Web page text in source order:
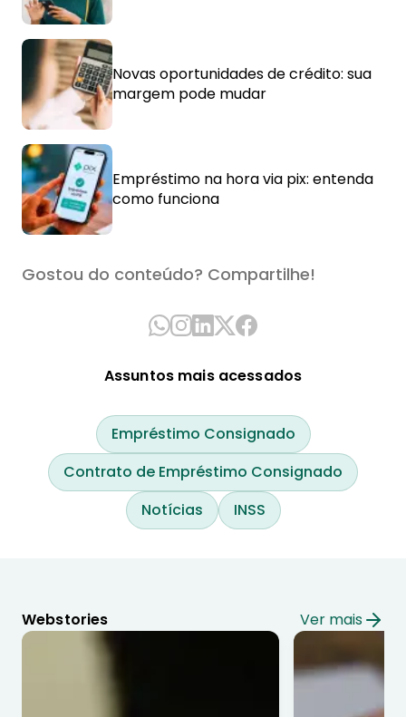
Novas oportunidades de crédito: sua
margem pode mudar
Empréstimo na hora via pix: entenda
como funciona
Gostou do conteúdo? Compartilhe!
Assuntos mais acessados
Empréstimo Consignado
Contrato de Empréstimo Consignado
Notícias
INSS
Webstories Ver mais